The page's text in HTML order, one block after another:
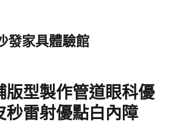
發家具體驗館
版型製作管道眼科優
秒雷射優點白內障